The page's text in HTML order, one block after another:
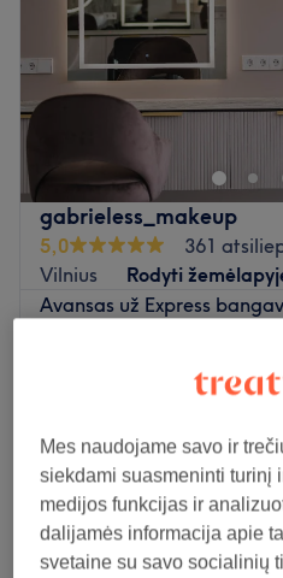
gabrieless_makeup
5,0
361
Vilnius
Rodyti
Avansas už Express
80 Eur)
1 val
Avansas už express
šukuoseną (pilna kaina 120
1 val 45 min
Mes naudojame savo ir
siekdami suasmeninti turinį
medijos funkcijas ir
dalijamės informacija apie
svetaine su savo socialinių